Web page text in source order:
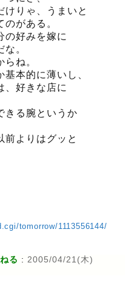
けりゃ、うまいと
がある。
の好みを嫁に
な。
らね。
本的に薄いし、
、好きな店に
きる腕というか
前よりはグッと
tomorrow/1113556144/
る : 2005/04/21(木)